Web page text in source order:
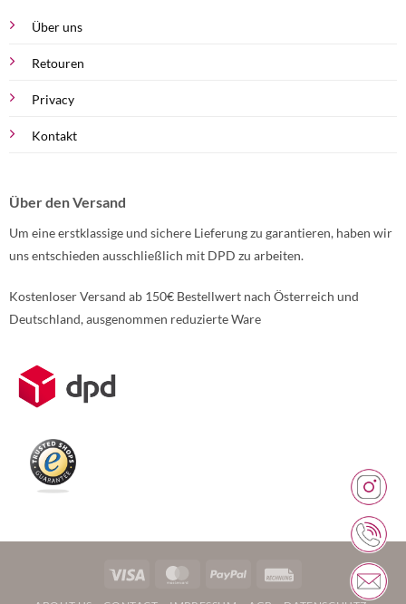
Über uns
Retouren
Privacy
Kontakt
Über den Versand
Um eine erstklassige und sichere Lieferung zu garantieren, haben wir
uns entschieden ausschließlich mit DPD zu arbeiten.
Kostenloser Versand ab 150€ Bestellwert nach Österreich und
Deutschland, ausgenommen reduzierte Ware
Weitere Informationen über den gesperrten Inhalt.
Visa MasterCardPayPal